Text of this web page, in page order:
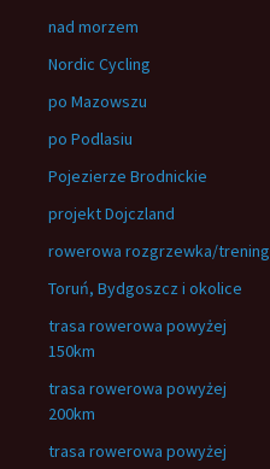
nad morzem
Nordic Cycling
po Mazowszu
po Podlasiu
Pojezierze Brodnickie
projekt Dojczland
rowerowa rozgrzewka/trening
Toruń, Bydgoszcz i okolice
trasa rowerowa powyżej
150km
trasa rowerowa powyżej
200km
trasa rowerowa powyżej